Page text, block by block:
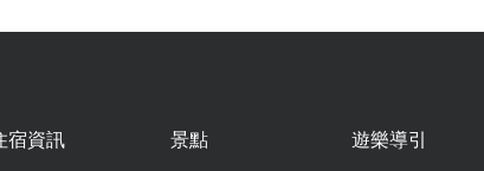
宿資訊 景點 遊樂導引